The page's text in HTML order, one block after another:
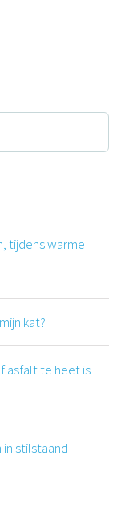
tijdens warme
kat?
asfalt te heet is
stilstaand